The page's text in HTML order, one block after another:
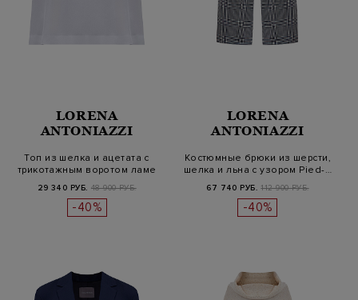
LORENA
ANTONIAZZI
Топ из шелка и ацетата с
трикотажным воротом ламе
29 340 РУБ. 48 900 РУБ.
-40%
LORENA
ANTONIAZZI
Костюмные брюки из шерсти,
шелка и льна с узором Pied-…
67 740 РУБ. 112 900 РУБ.
-40%